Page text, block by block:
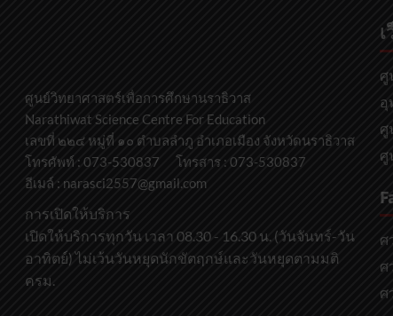
ศูนย์วิทยาศาสตร์เพื่อการศึกษานราธิวาส
Narathiwat Science Centre For Education
เลขที่ ๒๒๔ หมู่ที่ ๑๐ ตำบลลำภู อำเภอเมือง จังหวัดนราธิวาส
โทรศัพท์ : 073-530837 โทรสาร : 073-530837
อีเมล์ : narasci2557@gmail.com
การเปิดให้บริการ
เปิดให้บริการทุกวัน เวลา 08.30 - 16.30 น. (วันจันทร์-วัน
อาทิตย์) ไม่เว้นวันหยุดนักขัตฤกษ์และวันหยุดตามมติ
ครม.
ศู
อุ
ศู
ศู
ศ
ศ
ศ